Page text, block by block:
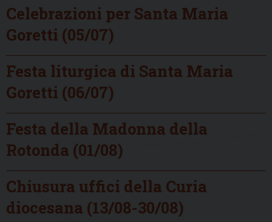
Celebrazioni per Santa Maria
Goretti (05/07)
Festa liturgica di Santa Maria
Goretti (06/07)
Festa della Madonna della
Rotonda (01/08)
Chiusura uffici della Curia
diocesana (13/08-30/08)